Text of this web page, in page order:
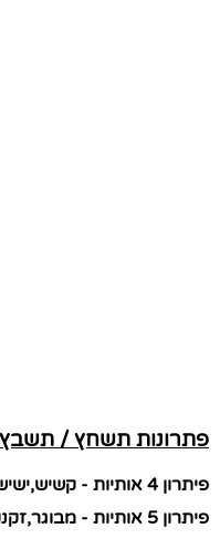
פתרונות תשחץ / תשבץ
פיתרון 4 אותיות - קשיש,ישיש
פיתרון 5 אותיות - מבוגר,זקנקן